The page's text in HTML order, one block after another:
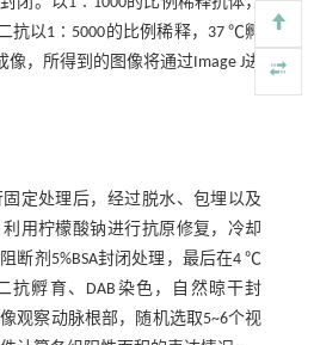
抗以1∶5000的比例稀释，37 ℃孵
像，所得到的图像将通过Image J进
定处理后，经过脱水、包埋以及
用柠檬酸钠进行抗原修复，冷却
断剂5%BSA封闭处理，最后在4 ℃
抗孵育、DAB染色，自然晾干封
观察动脉根部，随机选取5~6个视